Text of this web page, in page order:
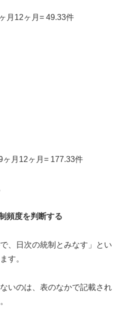
月12ヶ月= 49.33件
月12ヶ月= 177.33件
頻度を判断する
、日次の統制とみなす」とい
す。
いのは、表のなかで記載され